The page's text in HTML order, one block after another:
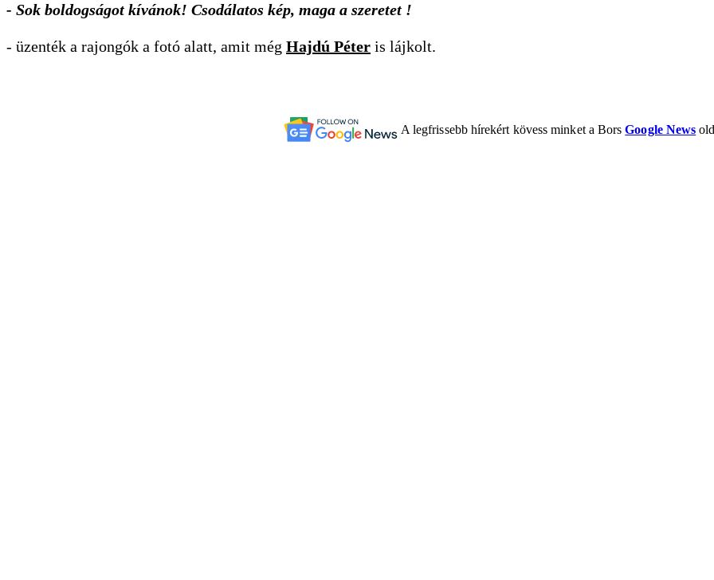
- Sok boldogságot kívánok! Csodálatos kép, maga a szeretet !
- üzenték a rajongók a fotó alatt, amit még Hajdú Péter is lájkolt.
A legfrissebb hírekért kövess minket a BorsGoogle News